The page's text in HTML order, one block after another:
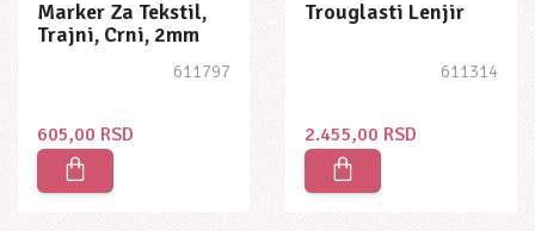
Marker Za Tekstil,
Trajni, Crni, 2mm
611797
605,00 RSD
Trouglasti Lenjir
611314
2.455,00 RSD